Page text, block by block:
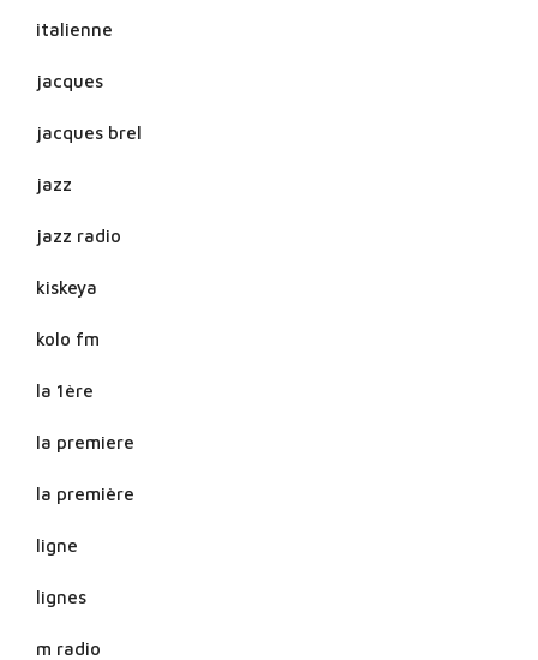
italienne
jacques
jacques brel
jazz
jazz radio
kiskeya
kolo fm
la 1ère
la premiere
la première
ligne
lignes
m radio